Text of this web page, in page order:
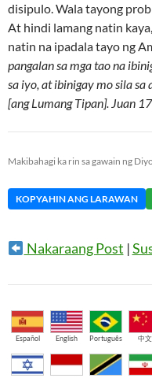
disipulo. Wala tayong
At hindi lamang natin
natin na ipadala tayo ng
pangalan sa mga tao na
sa iyo, at ibinigay mo sila sa
[ang Lumang Tipan]. Juan
Makibahagi ka rin sa gawain ng
KOPYAHIN ANG LARAWAN
Nakaraang Post |
Español English Português 中文